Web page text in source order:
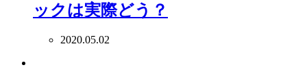
ックは実際どう？
2020.05.02